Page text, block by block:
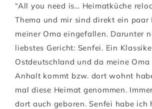
“All you need is… Heimatküche
Thema und mir sind direkt ein paar
meiner Oma eingefallen. Darunter
liebstes Gericht: Senfei. Ein
Ostdeutschland und da meine Oma
Anhalt kommt bzw. dort wohnt
mal diese Heimat genommen.
dort auch geboren. Senfei habe ich